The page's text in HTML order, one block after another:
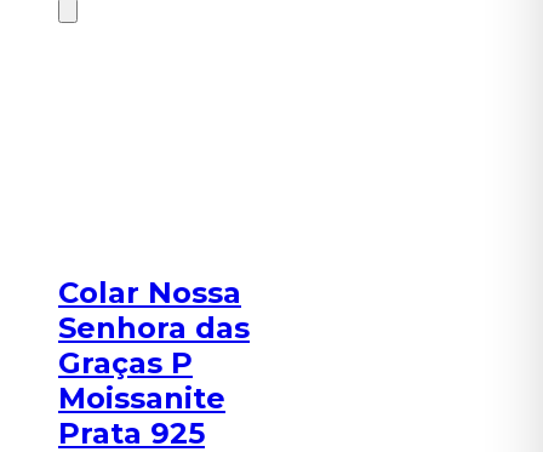
Colar Nossa
Senhora das
Graças P
Moissanite
Prata 925